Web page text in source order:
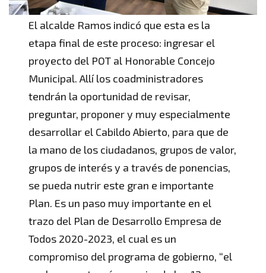
El alcalde Ramos indicó que esta es la
etapa final de este proceso: ingresar el
proyecto del POT al Honorable Concejo
Municipal. Allí los coadministradores
tendrán la oportunidad de revisar,
preguntar, proponer y muy especialmente
desarrollar el Cabildo Abierto, para que de
la mano de los ciudadanos, grupos de valor,
grupos de interés y a través de ponencias,
se pueda nutrir este gran e importante
Plan. Es un paso muy importante en el
trazo del Plan de Desarrollo Empresa de
Todos 2020-2023, el cual es un
compromiso del programa de gobierno, “el